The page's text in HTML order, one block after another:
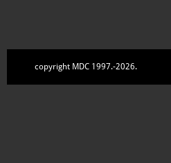
copyright MDC 1997.-2026.